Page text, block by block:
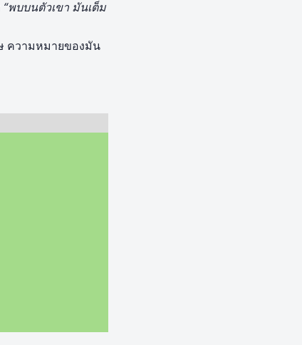
“พบบนตัวเขา มันเต็ม
ความหมายของมัน